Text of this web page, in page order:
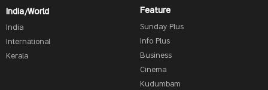
India/World
India
International
Kerala
Feature
Sunday Plus
Info Plus
Business
Cinema
Kudumbam